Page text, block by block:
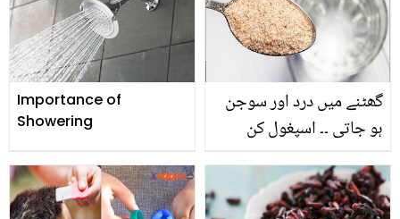
Importance of
Showering
گھٹنے میں درد اور سوجن
ہو جاتی ۔۔ اسپغول کن
چاہیے؟ ڈاکٹر کی اہم ہدایت